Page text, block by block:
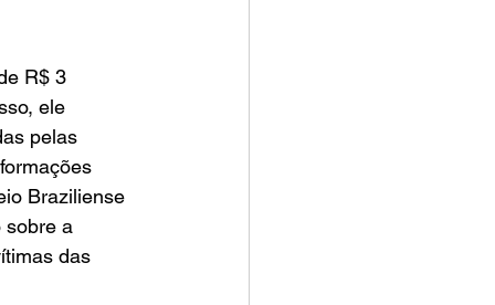
R$ 3
ele
pelas
Braziliense
sobre a
das